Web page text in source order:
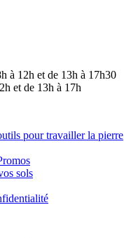
à 12h et de 13h à 17h30
et de 13h à 17h
pour travailler la pierre
sols